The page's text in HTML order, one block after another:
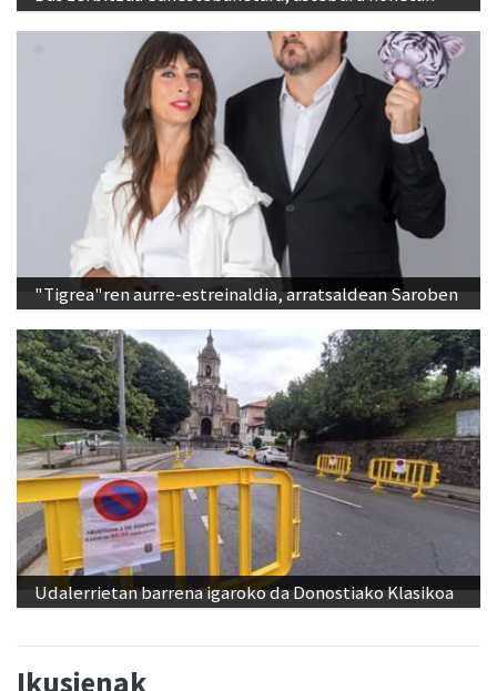
"Tigrea"ren aurre-estreinaldia, arratsaldean Saroben
Udalerrietan barrena igaroko da Donostiako Klasikoa
Ikusienak